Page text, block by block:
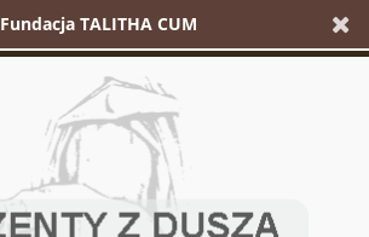
Fundacja TALITHA CUM